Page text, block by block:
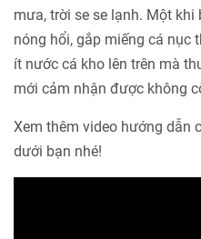
mưa, trời se se lạnh. Một
nóng hổi, gắp miếng cá nục
ít nước cá kho lên trên mà
mới cảm nhận được không
Xem thêm video hướng dẫn
dưới bạn nhé!